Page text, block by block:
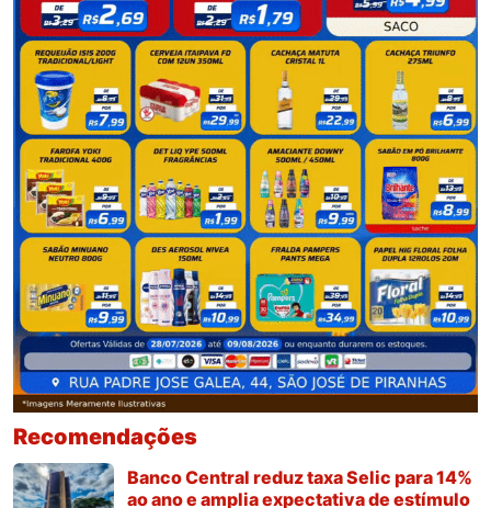
Recomendações
Banco Central reduz taxa Selic para 14%
ao ano e amplia expectativa de estímulo